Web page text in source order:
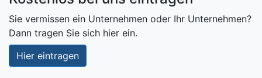
Sie vermissen ein Unternehmen oder Ihr Unternehmen?
Dann tragen Sie sich hier ein.
Hier eintragen